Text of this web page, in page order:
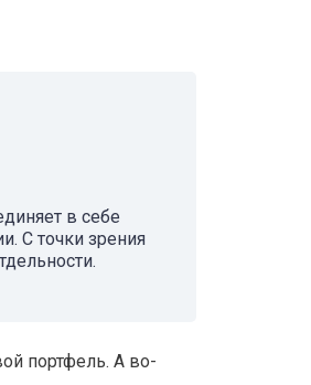
в себе
С точки зрения
портфель. А во-